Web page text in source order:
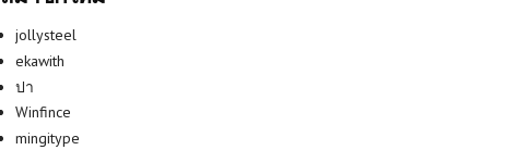
jollysteel
ekawith
ปา
Winfince
mingitype